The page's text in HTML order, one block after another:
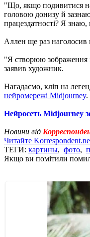
"Що, якщо подивитися на
головою донизу й
працездатності? Я
Аллен ще раз наголосив
"Я створюю зображення
заявив художник.
Нагадаємо, кліп на
нейромережі Midjourney.
Нейросеть Midjourney
Новини від
Читайте
ТЕГИ: картины, фото,
Якщо ви помітили